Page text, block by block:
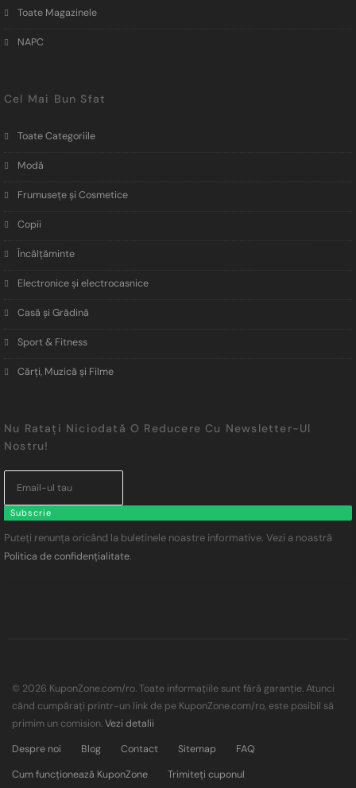
Toate Magazinele
NAPC
Cel Mai Bun Sfat
Toate Categoriile
Modă
Frumusețe și Cosmetice
Copii
Încălţăminte
Electronice și electrocasnice
Casă și Grădină
Sport & Fitness
Cărți, Muzică și Filme
Nu Ratați Niciodată O Reducere Cu Newsletter-Ul
Nostru!
Subscrie
Puteți renunța oricând la buletinele noastre informative. Vezi a noastră
Politica de confidențialitate.
© 2026 KuponZone.com/ro. Toate informațiile sunt fără garanție. Atunci
când cumpărați printr-un link de pe KuponZone.com/ro, este posibil să
primim un comision.Vezi detalii
Despre noi
Blog Contact Sitemap
FAQ
Cum funcționează KuponZone
Trimiteți cuponul